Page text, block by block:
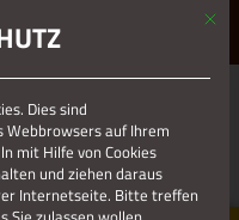
DICH.
gut erreichbar kann
Feierlichkeiten
eine
Mit
Dies sind
Webbrowsers auf Ihrem
mit Hilfe von Cookies
und ziehen daraus
Internetseite. Bitte treffen